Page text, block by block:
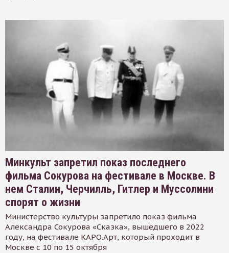
Минкульт запретил показ последнего
фильма Сокурова на фестивале в Москве. В
нем Сталин, Черчилль, Гитлер и Муссолини
спорят о жизни
Министерство культуры запретило показ фильма
Александра Сокурова «Сказка», вышедшего в 2022
году, на фестивале КАРО.Арт, который проходит в
Москве с 10 по 15 октября